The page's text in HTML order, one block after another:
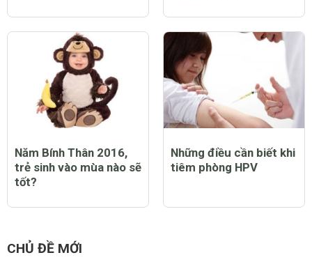
Năm Bính Thân 2016,
trẻ sinh vào mùa nào sẽ
tốt?
Những điều cần biết khi
tiêm phòng HPV
CHỦ ĐỀ MỚI